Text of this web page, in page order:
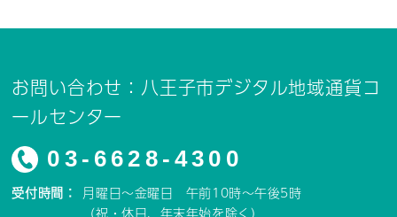
お問い合わせ：八王子市デジタル地域通貨コ
ールセンター
03-6628-4300
受付時間： 月曜日～金曜日 午前10時～午後5時
（祝・休日、年末年始を除く）